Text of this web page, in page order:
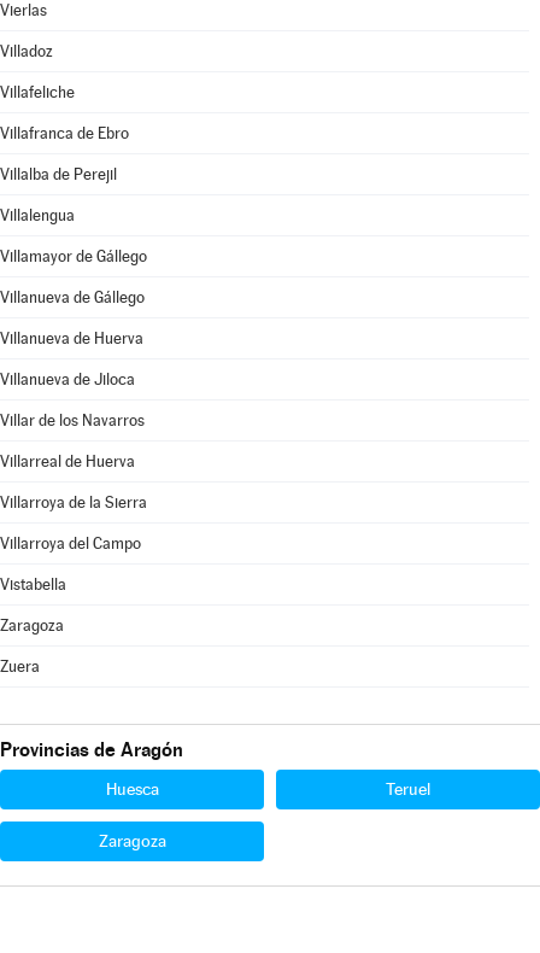
Vierlas
Villadoz
Villafeliche
Villafranca de Ebro
Villalba de Perejil
Villalengua
Villamayor de Gállego
Villanueva de Gállego
Villanueva de Huerva
Villanueva de Jiloca
Villar de los Navarros
Villarreal de Huerva
Villarroya de la Sierra
Villarroya del Campo
Vistabella
Zaragoza
Zuera
Provincias de Aragón
Huesca Teruel
Zaragoza